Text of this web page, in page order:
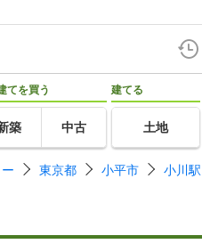
てを買う
築 中古
建てる
土地
東京都 小平市 小川駅